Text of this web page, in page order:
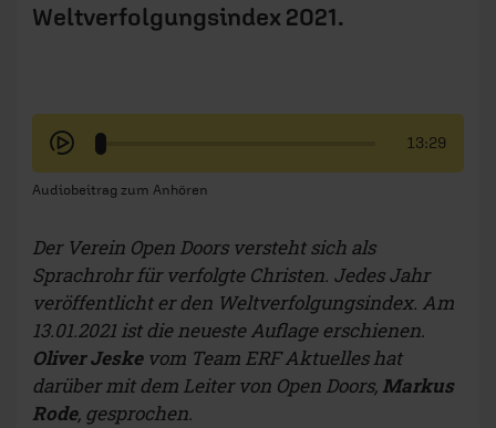
Weltverfolgungsindex 2021.
13:29
Audiobeitrag zum Anhören
Der Verein Open Doors versteht sich als
Sprachrohr für verfolgte Christen. Jedes Jahr
veröffentlicht er den Weltverfolgungsindex. Am
13.01.2021 ist die neueste Auflage erschienen.
Oliver Jeskevom Team ERF Aktuelles hat
darüber mit dem Leiter von Open Doors, Markus
Rode, gesprochen.